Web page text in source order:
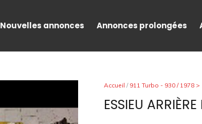
Nouvelles annonces Annonces prolongées
Accueil / 911 Turbo - 930 / 1978 >
ESSIEU